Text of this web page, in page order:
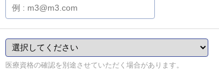
医療資格の確認を別途させていただく場合があります。